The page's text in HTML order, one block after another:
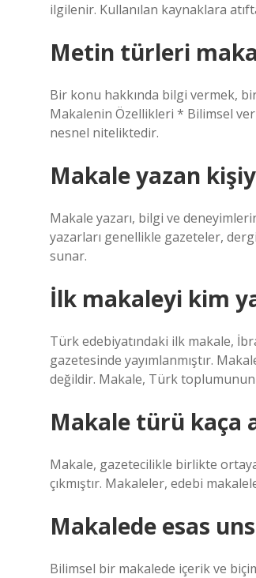
ilgilenir. Kullanılan kaynaklara
Metin türleri
Bir konu hakkında bilgi vermek,
Makalenin Özellikleri * Bilimsel
nesnel niteliktedir.
Makale yazan
Makale yazarı, bilgi ve
yazarları genellikle gazeteler,
sunar.
İlk makaleyi kim
Türk edebiyatındaki ilk makale,
gazetesinde yayımlanmıştır.
değildir. Makale, Türk toplumunun
Makale türü kaça
Makale, gazetecilikle birlikte
çıkmıştır. Makaleler, edebi
Makalede esas
Bilimsel bir makalede içerik ve